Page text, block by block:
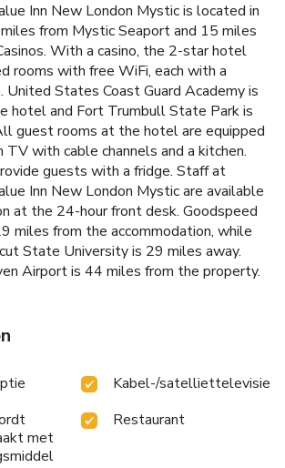
Inn New London Mystic is located in
from Mystic Seaport and 15 miles
With a casino, the 2-star hotel
rooms with free WiFi, each with a
United States Coast Guard Academy is
hotel and Fort Trumbull State Park is
guest rooms at the hotel are equipped
with cable channels and a kitchen.
guests with a fridge. Staff at
Inn New London Mystic are available
at the 24-hour front desk. Goodspeed
miles from the accommodation, while
State University is 29 miles away.
Airport is 44 miles from the property.
Kabel-/satelliettelevisie
met
Restaurant